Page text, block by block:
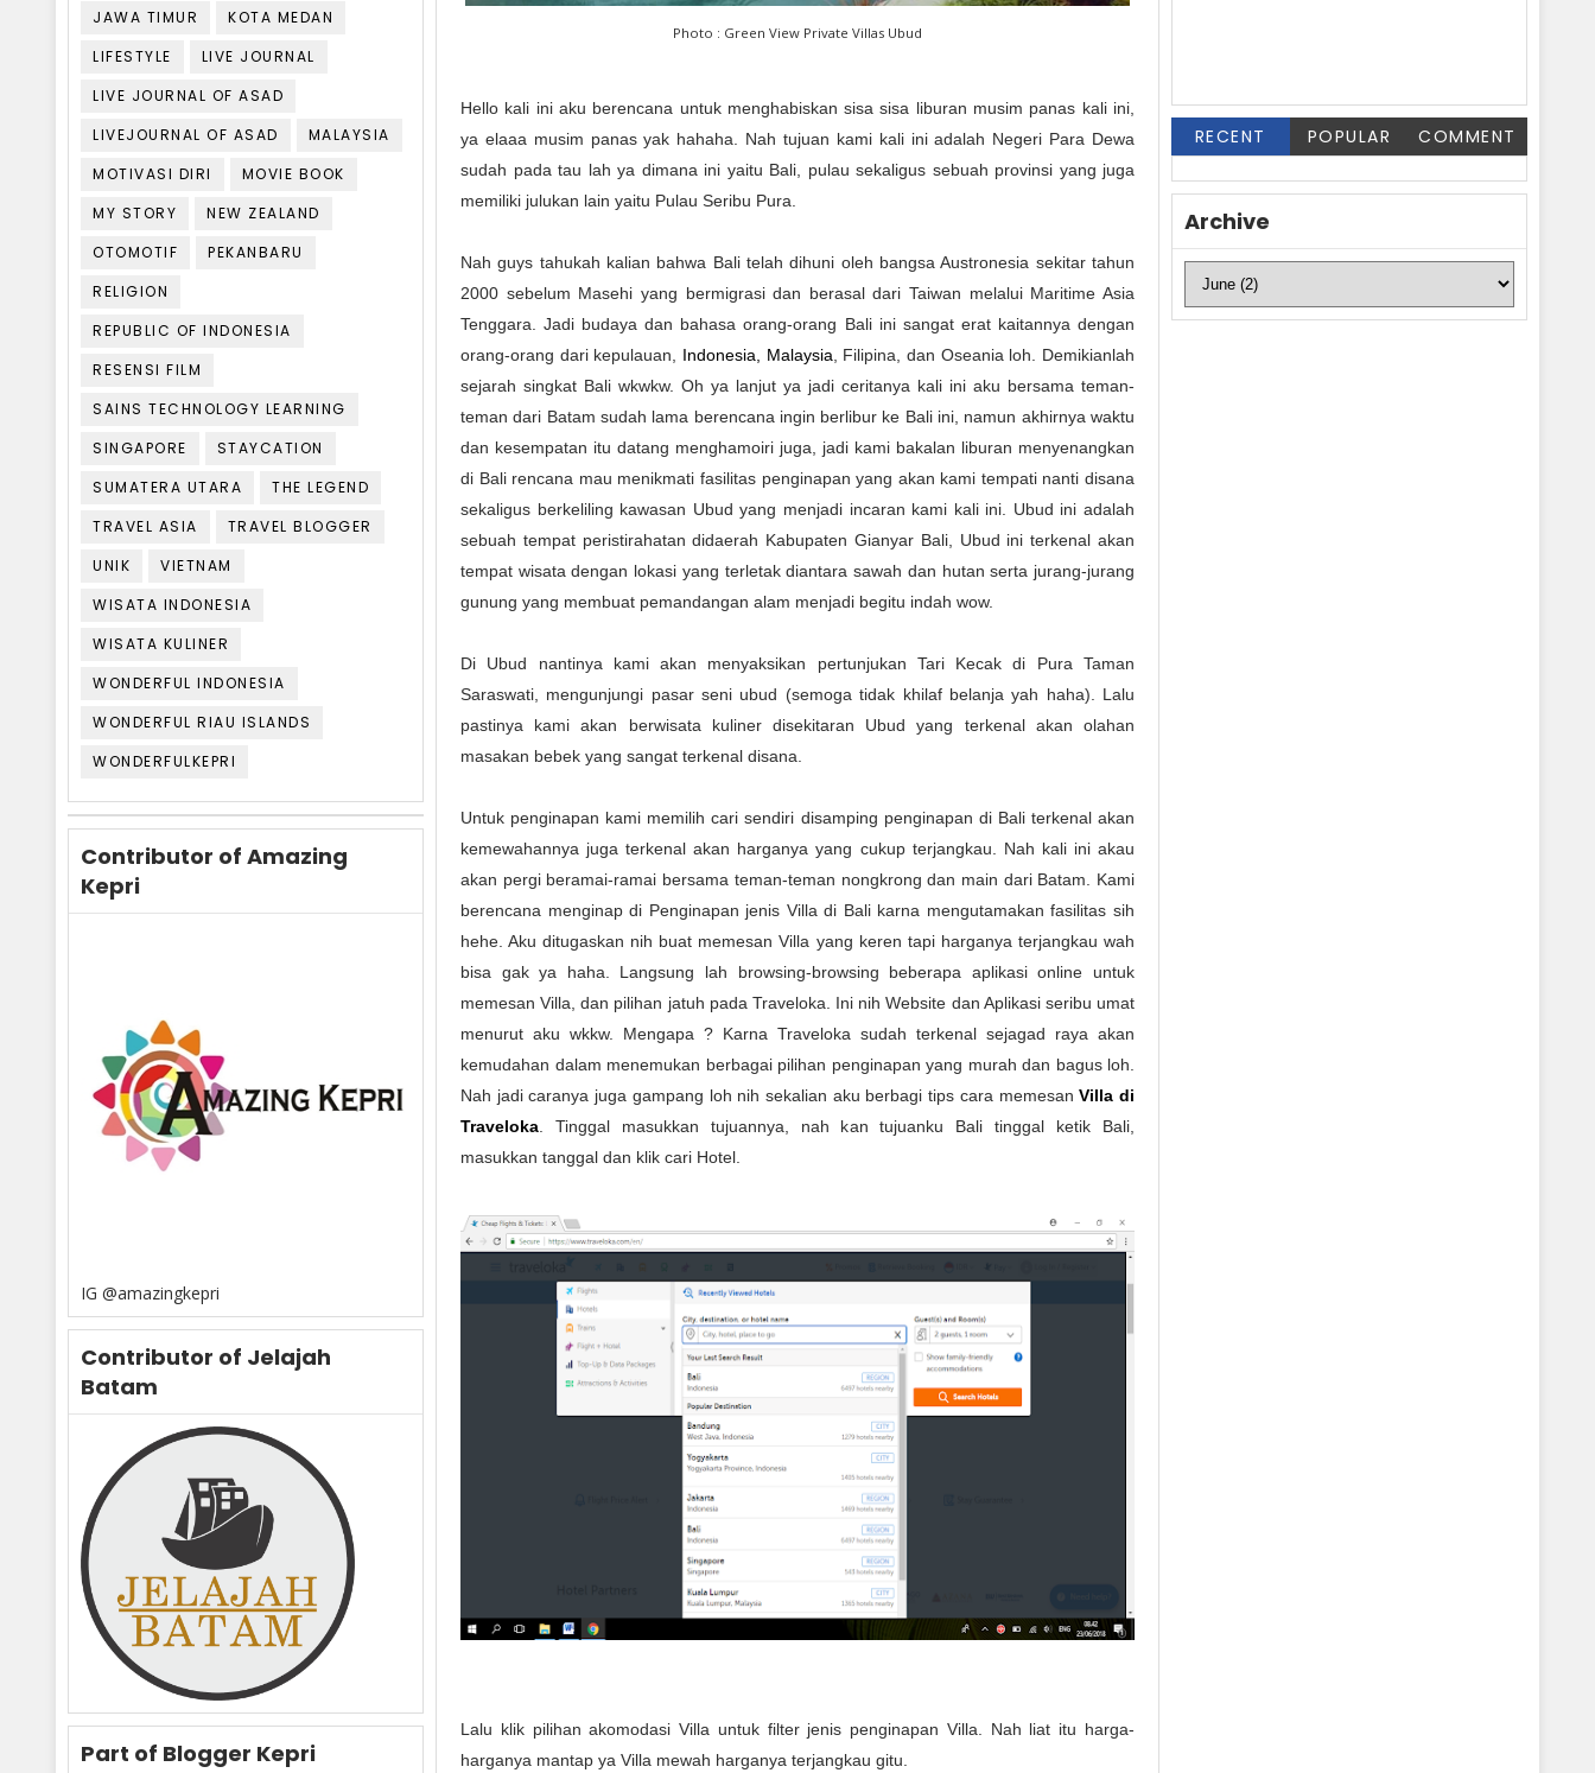
JAWA TIMUR
KOTA MEDAN
LIFESTYLE
LIVE JOURNAL
LIVE JOURNAL OF ASAD
LIVEJOURNAL OF ASAD
MALAYSIA
MOTIVASI DIRI
MOVIE BOOK
MY STORY
NEW ZEALAND
OTOMOTIF
PEKANBARU
RELIGION
REPUBLIC OF INDONESIA
RESENSI FILM
SAINS TECHNOLOGY LEARNING
SINGAPORE
STAYCATION
SUMATERA UTARA
THE LEGEND
TRAVEL ASIA
TRAVEL BLOGGER
UNIK
VIETNAM
WISATA INDONESIA
WISATA KULINER
WONDERFUL INDONESIA
WONDERFUL RIAU ISLANDS
WONDERFULKEPRI
Contributor of Amazing
Kepri
IG @amazingkepri
Contributor of Jelajah
Batam
Part of Blogger Kepri
Photo : Green View Private Villas Ubud
Hello kali ini aku berencana untuk menghabiskan sisa sisa liburan musim panas kali ini,
ya elaaa musim panas yak hahaha. Nah tujuan kami kali ini adalah Negeri Para Dewa
sudah pada tau lah ya dimana ini yaitu Bali, pulau sekaligus sebuah provinsi yang juga
memiliki julukan lain yaitu Pulau Seribu Pura.
Nah guys tahukah kalian bahwa Bali telah dihuni oleh bangsa Austronesia sekitar tahun
2000 sebelum Masehi yang bermigrasi dan berasal dari Taiwan melalui Maritime Asia
Tenggara. Jadi budaya dan bahasa orang-orang Bali ini sangat erat kaitannya dengan
orang-orang dari kepulauan, Indonesia, Malaysia , Filipina, dan Oseania loh. Demikianlah
sejarah singkat Bali wkwkw. Oh ya lanjut ya jadi ceritanya kali ini aku bersama teman-
teman dari Batam sudah lama berencana ingin berlibur ke Bali ini, namun akhirnya waktu
dan kesempatan itu datang menghamoiri juga, jadi kami bakalan liburan menyenangkan
di Bali rencana mau menikmati fasilitas penginapan yang akan kami tempati nanti disana
sekaligus berkeliling kawasan Ubud yang menjadi incaran kami kali ini. Ubud ini adalah
sebuah tempat peristirahatan didaerah Kabupaten Gianyar Bali, Ubud ini terkenal akan
tempat wisata dengan lokasi yang terletak diantara sawah dan hutan serta jurang-jurang
gunung yang membuat pemandangan alam menjadi begitu indah wow.
Di Ubud nantinya kami akan menyaksikan pertunjukan Tari Kecak di Pura Taman
Saraswati, mengunjungi pasar seni ubud (semoga tidak khilaf belanja yah haha). Lalu
pastinya kami akan berwisata kuliner disekitaran Ubud yang terkenal akan olahan
masakan bebek yang sangat terkenal disana.
Untuk penginapan kami memilih cari sendiri disamping penginapan di Bali terkenal akan
kemewahannya juga terkenal akan harganya yang cukup terjangkau. Nah kali ini akau
akan pergi beramai-ramai bersama teman-teman nongkrong dan main dari Batam. Kami
berencana menginap di Penginapan jenis Villa di Bali karna mengutamakan fasilitas sih
hehe. Aku ditugaskan nih buat memesan Villa yang keren tapi harganya terjangkau wah
bisa gak ya haha. Langsung lah browsing-browsing beberapa aplikasi online untuk
memesan Villa, dan pilihan jatuh pada Traveloka. Ini nih Website dan Aplikasi seribu umat
menurut aku wkkw. Mengapa ? Karna Traveloka sudah terkenal sejagad raya akan
kemudahan dalam menemukan berbagai pilihan penginapan yang murah dan bagus loh.
Nah jadi caranya juga gampang loh nih sekalian aku berbagi tips cara memesanVilla di
Traveloka . Tinggal masukkan tujuannya, nah kan tujuanku Bali tinggal ketik Bali,
masukkan tanggal dan klik cari Hotel.
Lalu klik pilihan akomodasi Villa untuk filter jenis penginapan Villa. Nah liat itu harga-
harganya mantap ya Villa mewah harganya terjangkau gitu.
RECENT POPULAR COMMENT
Archive